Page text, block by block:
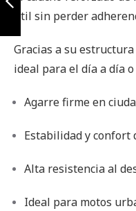
(manubrio 7/8)
útil sin perder
Gracias a su
ideal para el día a día
Agarre firme en
Estabilidad y confort
Alta resistencia al
Ideal para motos